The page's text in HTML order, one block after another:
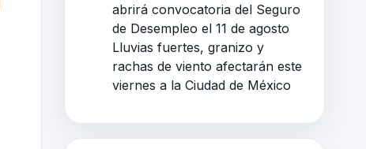
abrirá convocatoria del Seguro
de Desempleo el 11 de agosto
Lluvias fuertes, granizo y
rachas de viento afectarán este
viernes a la Ciudad de México